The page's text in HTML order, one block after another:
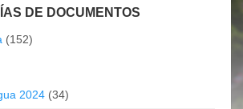
DE DOCUMENTOS
(152)
2024 (34)